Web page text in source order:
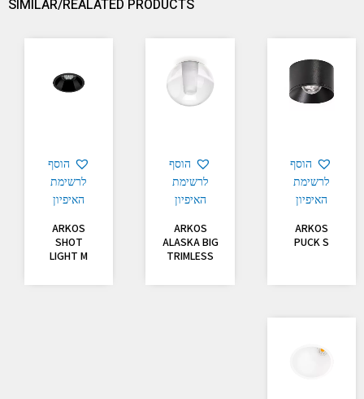
SIMILAR/REALATED PRODUCTS
הוסף
לרשימת
האיפיון
ARKOS
PUCK S
הוסף
לרשימת
האיפיון
ARKOS
ALASKA BIG
TRIMLESS
הוסף
לרשימת
האיפיון
ARKOS
SHOT
LIGHT M